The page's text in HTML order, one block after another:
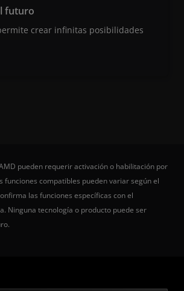
futuro
crear infinitas posibilidades
pueden requerir activación o habilitación por
funciones compatibles pueden variar según el
las funciones específicas con el
Ninguna tecnología o producto puede ser